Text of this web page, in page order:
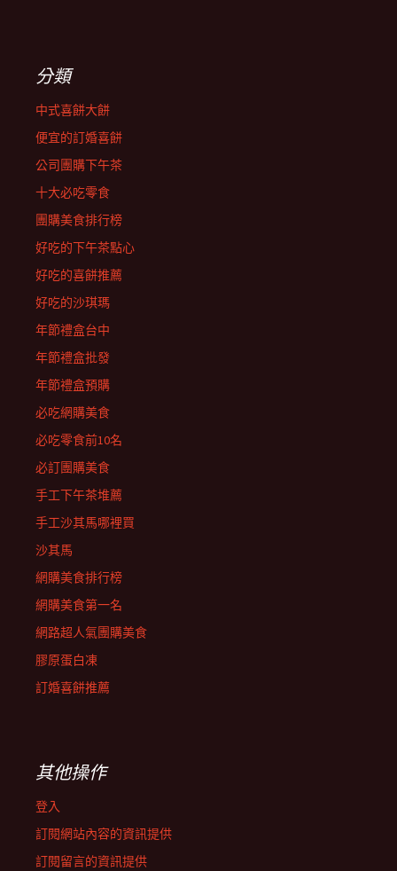
分類
中式喜餅大餅
便宜的訂婚喜餅
公司團購下午茶
十大必吃零食
團購美食排行榜
好吃的下午茶點心
好吃的喜餅推薦
好吃的沙琪瑪
年節禮盒台中
年節禮盒批發
年節禮盒預購
必吃網購美食
必吃零食前10名
必訂團購美食
手工下午茶堆薦
手工沙其馬哪裡買
沙其馬
網購美食排行榜
網購美食第一名
網路超人氣團購美食
膠原蛋白凍
訂婚喜餅推薦
其他操作
登入
訂閱網站內容的資訊提供
訂閱留言的資訊提供